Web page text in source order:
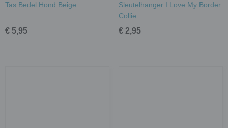
Tas Bedel Hond Beige
€ 5,95
Sleutelhanger I Love My Border
Collie
€ 2,95